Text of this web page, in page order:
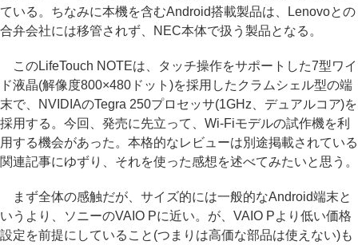
ている。ちなみに本機を含むAndroid搭載製品は、Lenovoとの
合弁会社には移管されず、NEC本体で扱う製品となる。
このLifeTouch NOTEは、タッチ操作をサポートした7型ワイ
ド液晶(解像度800×480ドット)を採用したクラムシェル型の端
末で、NVIDIAのTegra 250プロセッサ(1GHz、デュアルコア)を
採用する。今回、発売に先立って、Wi-Fiモデルの試作機を利
用する機会があった。本格的なレビューは別途掲載されている
関連記事にゆずり、それを使った感想を述べてみたいと思う。
まず全体の感触だが、サイズ的には一般的なAndroid端末と
いうより、ソニーのVAIO Pに近い。が、VAIO Pより低い価格
設定を前提にしていること(つまりは高価な部品は使えない)も